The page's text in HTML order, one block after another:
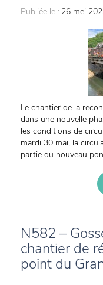
Publiée le : 26 mei
Le chantier de la
dans une nouvelle
les conditions de
mardi 30 mai, la
partie du nouveau
N582 –
chantier de
point du